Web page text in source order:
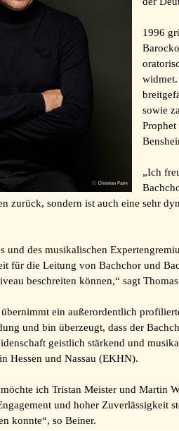
1996
sowie
„Ich
zurück, sondern ist auch eine sehr
und des musikalischen
für die Leitung von Bachchor und
beschreiten können,“ sagt
ein außerordentlich
und bin überzeugt, dass der
geistlich stärkend und
Hessen und Nassau (EKHN).
ich Tristan Meister und Martin
und hoher Zuverlässigkeit
konnte“, so Beiner.